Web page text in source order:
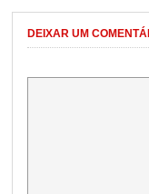
DEIXAR UM